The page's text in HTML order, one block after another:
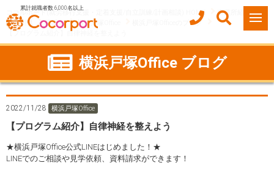
累計就職者数 6,000名以上
ココルポート(就労移行支援・定着支援/自立訓練/計画相談) HOME
事業所紹介
神奈川県
横浜市 横浜戸塚Office
横浜戸塚Officeのブログ
【プログラム紹介】自律神経を整えよう
横浜戸塚Office ブログ
2022/11/28 横浜戸塚Office
【プログラム紹介】自律神経を整えよう
★横浜戸塚Office公式LINEはじめました！★
LINEでのご相談や見学依頼、資料請求ができます！